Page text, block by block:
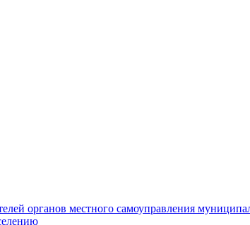
органов местного самоуправления